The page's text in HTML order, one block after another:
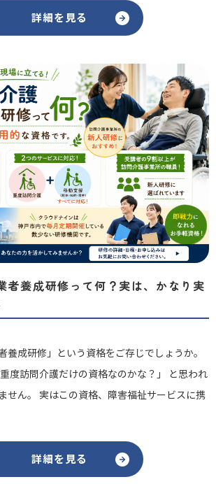
詳細を見る
者養成研修って何？実は、かなり実
養成研修」という資格をご存じでしょうか。
度訪問介護だけの資格なのかな？」 と思われ
せん。 実はこの資格、障害福祉サービスに携
詳細を見る